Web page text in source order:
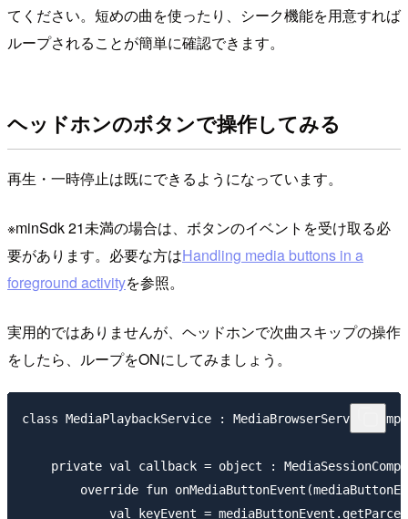
てください。短めの曲を使ったり、シーク機能を用意すれば
ループされることが簡単に確認できます。
ヘッドホンのボタンで操作してみる
再生・一時停止は既にできるようになっています。
※minSdk 21未満の場合は、ボタンのイベントを受け取る必
要があります。必要な方はHandling media buttons in a
foreground activityを参照。
実用的ではありませんが、ヘッドホンで次曲スキップの操作
をしたら、ループをONにしてみましょう。
class MediaPlaybackService :
private val callback = object :
override fun
val keyEvent =